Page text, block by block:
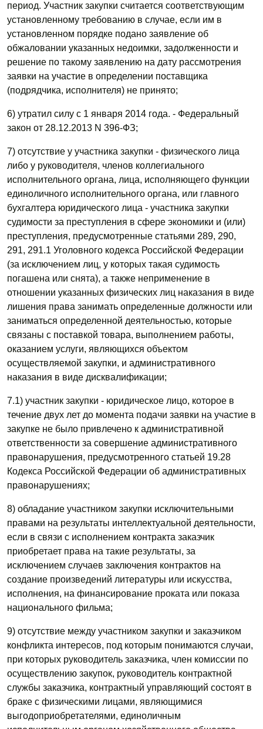
период. Участник закупки считается соответствующим
установленному требованию в случае, если им в
установленном порядке подано заявление об
обжаловании указанных недоимки, задолженности и
решение по такому заявлению на дату рассмотрения
заявки на участие в определении поставщика
(подрядчика, исполнителя) не принято;
6) утратил силу с 1 января 2014 года. - Федеральный
закон от 28.12.2013 N 396-ФЗ;
7) отсутствие у участника закупки - физического лица
либо у руководителя, членов коллегиального
исполнительного органа, лица, исполняющего функции
единоличного исполнительного органа, или главного
бухгалтера юридического лица - участника закупки
судимости за преступления в сфере экономики и (или)
преступления, предусмотренные статьями 289, 290,
291, 291.1 Уголовного кодекса Российской Федерации
(за исключением лиц, у которых такая судимость
погашена или снята), а также неприменение в
отношении указанных физических лиц наказания в виде
лишения права занимать определенные должности или
заниматься определенной деятельностью, которые
связаны с поставкой товара, выполнением работы,
оказанием услуги, являющихся объектом
осуществляемой закупки, и административного
наказания в виде дисквалификации;
7.1) участник закупки - юридическое лицо, которое в
течение двух лет до момента подачи заявки на участие в
закупке не было привлечено к административной
ответственности за совершение административного
правонарушения, предусмотренного статьей 19.28
Кодекса Российской Федерации об административных
правонарушениях;
8) обладание участником закупки исключительными
правами на результаты интеллектуальной деятельности,
если в связи с исполнением контракта заказчик
приобретает права на такие результаты, за
исключением случаев заключения контрактов на
создание произведений литературы или искусства,
исполнения, на финансирование проката или показа
национального фильма;
9) отсутствие между участником закупки и заказчиком
конфликта интересов, под которым понимаются случаи,
при которых руководитель заказчика, член комиссии по
осуществлению закупок, руководитель контрактной
службы заказчика, контрактный управляющий состоят в
браке с физическими лицами, являющимися
выгодоприобретателями, единоличным